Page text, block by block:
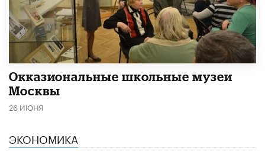
​Окказиональные школьные музеи
Москвы
26 ИЮНЯ
ЭКОНОМИКА